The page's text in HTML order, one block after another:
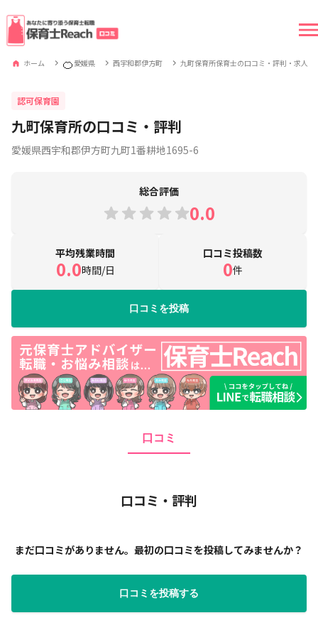
ホーム 🍊 愛媛県 西宇和郡伊方町 九町保育所保育士の口コミ・評判・求人
認可保育園
九町保育所の口コミ・評判
愛媛県西宇和郡伊方町九町1番耕地1695-6
総合評価
0.0
平均残業時間
0.0時間/日
口コミ投稿数
0件
口コミを投稿
口コミ
口コミ・評判
まだ口コミがありません。最初の口コミを投稿してみませんか？
口コミを投稿する